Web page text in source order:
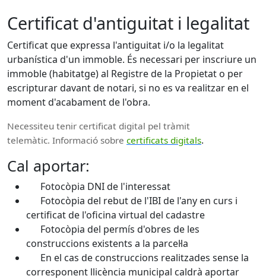
Certificat d'antiguitat i legalitat
Certificat que expressa l'antiguitat i/o la legalitat
urbanística d'un immoble. És necessari per inscriure un
immoble (habitatge) al Registre de la Propietat o per
escripturar davant de notari, si no es va realitzar en el
moment d'acabament de l'obra.
Necessiteu tenir certificat digital pel tràmit
telemàtic. Informació sobre certificats digitals.
Cal aportar:
Fotocòpia DNI de l'interessat
Fotocòpia del rebut de l'IBI de l'any en curs i
certificat de l'oficina virtual del cadastre
Fotocòpia del permís d'obres de les
construccions existents a la parcel·la
En el cas de construccions realitzades sense la
corresponent llicència municipal caldrà aportar